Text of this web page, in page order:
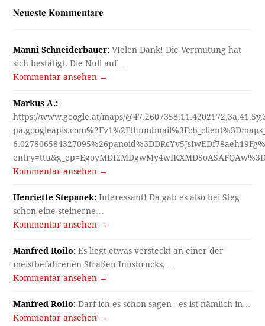
Neueste Kommentare
Manni Schneiderbauer: VIelen Dank! Die Vermutung hat
sich bestätigt. Die Null auf…
Kommentar ansehen →
Markus A.:
https://www.google.at/maps/
Kommentar ansehen →
Henriette Stepanek: Interessant! Da gab es also bei Steg
schon eine steinerne…
Kommentar ansehen →
Manfred Roilo: Es liegt etwas versteckt an einer der
meistbefahrenen Straßen Innsbrucks,…
Kommentar ansehen →
Manfred Roilo: Darf ich es schon sagen - es ist nämlich in…
Kommentar ansehen →